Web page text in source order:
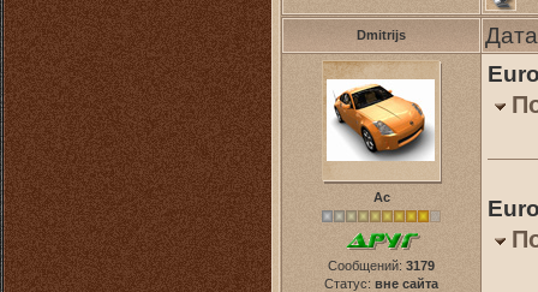
Dmitrijs
Ас
Сообщений: 3179
Статус: вне сайта